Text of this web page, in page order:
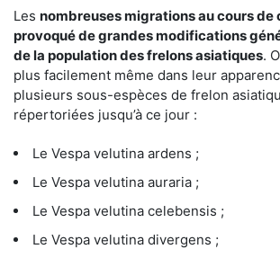
Les nombreuses migrations au cours de
provoqué de grandes modifications
de la population des frelons asiatiques.
plus facilement même dans leur
plusieurs sous-espèces de frelon
répertoriées jusqu’à ce jour :
Le Vespa velutina ardens ;
Le Vespa velutina auraria ;
Le Vespa velutina celebensis ;
Le Vespa velutina divergens ;